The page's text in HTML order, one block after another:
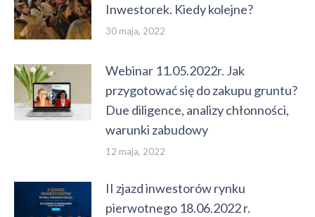
Inwestorek. Kiedy kolejne?
30 maja, 2022
Webinar 11.05.2022r. Jak
przygotować się do zakupu gruntu?
Due diligence, analizy chłonności,
warunki zabudowy
12 maja, 2022
II zjazd inwestorów rynku
pierwotnego 18.06.2022 r.